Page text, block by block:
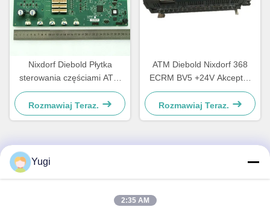
Nixdorf Diebold Płytka
sterowania częściami ATM
Płytka główna CCA
Discovery 49242480000B
Rozmawiaj Teraz.
ATM Diebold Nixdorf 368
ECRM BV5 +24V Akceptor
rachunku Validator części
49238415000A
Rozmawiaj Teraz.
Szybki kontakt
Yugi
2:35 AM